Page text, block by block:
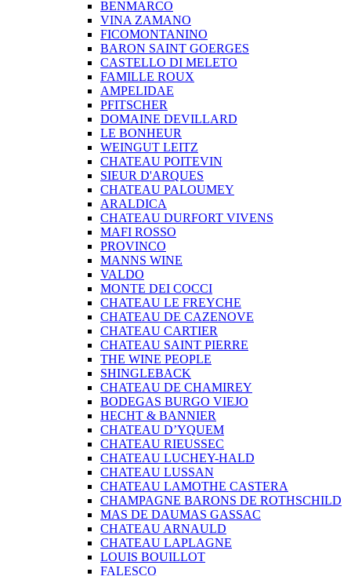
BENMARCO
VINA ZAMANO
FICOMONTANINO
BARON SAINT GOERGES
CASTELLO DI MELETO
FAMILLE ROUX
AMPELIDAE
PFITSCHER
DOMAINE DEVILLARD
LE BONHEUR
WEINGUT LEITZ
CHATEAU POITEVIN
SIEUR D'ARQUES
CHATEAU PALOUMEY
ARALDICA
CHATEAU DURFORT VIVENS
MAFI ROSSO
PROVINCO
MANNS WINE
VALDO
MONTE DEI COCCI
CHATEAU LE FREYCHE
CHATEAU DE CAZENOVE
CHATEAU CARTIER
CHATEAU SAINT PIERRE
THE WINE PEOPLE
SHINGLEBACK
CHATEAU DE CHAMIREY
BODEGAS BURGO VIEJO
HECHT & BANNIER
CHATEAU D’YQUEM
CHATEAU RIEUSSEC
CHATEAU LUCHEY-HALD
CHATEAU LUSSAN
CHATEAU LAMOTHE CASTERA
CHAMPAGNE BARONS DE ROTHSCHILD
MAS DE DAUMAS GASSAC
CHATEAU ARNAULD
CHATEAU LAPLAGNE
LOUIS BOUILLOT
FALESCO